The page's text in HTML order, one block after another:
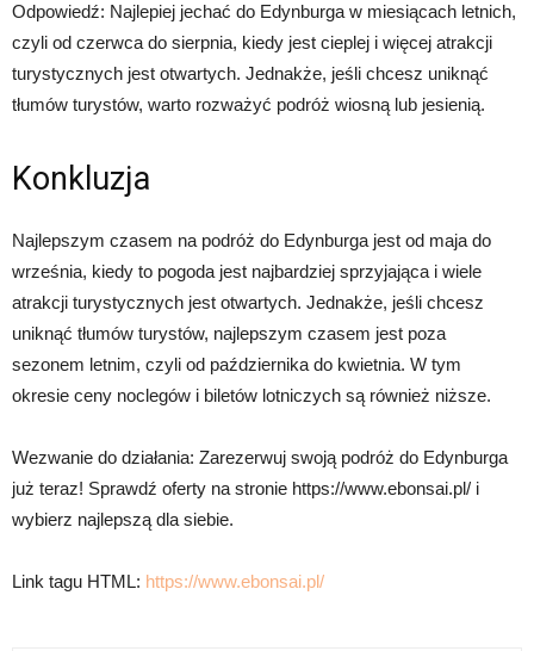
Odpowiedź: Najlepiej jechać do Edynburga w miesiącach letnich,
czyli od czerwca do sierpnia, kiedy jest cieplej i więcej atrakcji
turystycznych jest otwartych. Jednakże, jeśli chcesz uniknąć
tłumów turystów, warto rozważyć podróż wiosną lub jesienią.
Konkluzja
Najlepszym czasem na podróż do Edynburga jest od maja do
września, kiedy to pogoda jest najbardziej sprzyjająca i wiele
atrakcji turystycznych jest otwartych. Jednakże, jeśli chcesz
uniknąć tłumów turystów, najlepszym czasem jest poza
sezonem letnim, czyli od października do kwietnia. W tym
okresie ceny noclegów i biletów lotniczych są również niższe.
Wezwanie do działania: Zarezerwuj swoją podróż do Edynburga
już teraz! Sprawdź oferty na stronie https://www.ebonsai.pl/ i
wybierz najlepszą dla siebie.
Link tagu HTML: https://www.ebonsai.pl/